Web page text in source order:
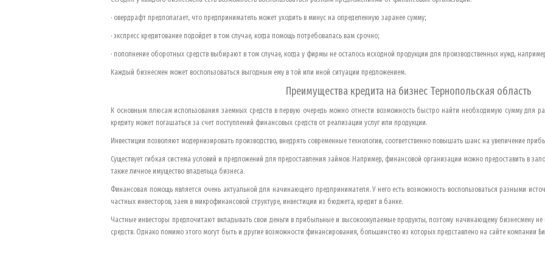
· овердрафт предполагает, что предприниматель может уходить в минус на определенную заранее сумму;
· экспресс кредитование подойдет в том случае, когда помощь потребовалась вам срочно;
· пополнение оборотных средств выбирают в том случае, когда у фирмы не осталось исходной продукции для производственных нужд,
Каждый бизнесмен может воспользоваться выгодным ему в той или иной ситуации предложением.
Преимущества кредита на бизнес Тернопольская область
К основным плюсам использования заемных средств в первую очередь можно отнести возможность быстро найти необходимую сумму для
кредиту может погашаться за счет поступлений финансовых средств от реализации услуг или продукции.
Инвестиции позволяют модернизировать производство, внедрять современные технологии, соответственно повышать шанс на увеличение
Существует гибкая система условий и предложений для предоставления займов. Например, финансовой организации можно предоставить в
также личное имущество владельца бизнеса.
Финансовая помощь является очень актуальной для начинающего предпринимателя. У него есть возможность воспользоваться разными
частных инвесторов, заем в микрофинансовой структуре, инвестиции из бюджета, кредит в банке.
Частные инвесторы предпочитают вкладывать свои деньги в прибыльные и высокоокупаемые продукты, поэтому начинающему бизнесмену не
средств. Однако помимо этого могут быть и другие возможности финансирования, большинство из которых представлено на сайте компании